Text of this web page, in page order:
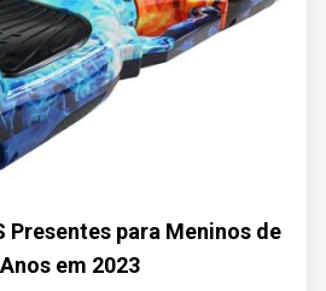
Presentes para Meninos de
em 2023